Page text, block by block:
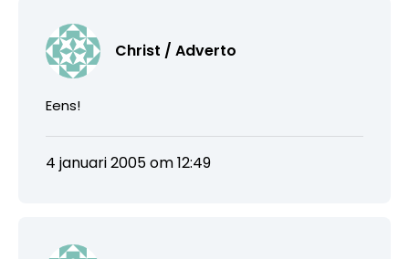
Christ / Adverto
Eens!
4 januari 2005 om 12:49